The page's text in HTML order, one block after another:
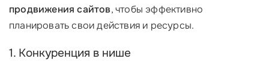
продвижения сайтов, чтобы эффективно
планировать свои действия и ресурсы.
1. Конкуренция в нише